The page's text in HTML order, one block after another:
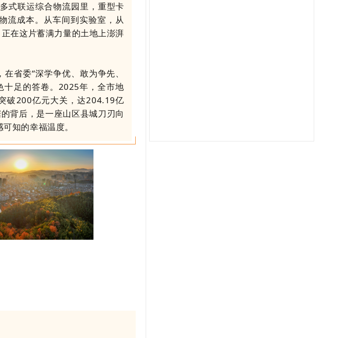
式联运综合物流园里，重型卡
流成本。从车间到实验室，从
在这片蓄满力量的土地上澎湃
省委“深学争优、敢为争先、
十足的答卷。2025年，全市地
破200亿元大关，达204.19亿
背后，是一座山区县城刀刃向
知的幸福温度。